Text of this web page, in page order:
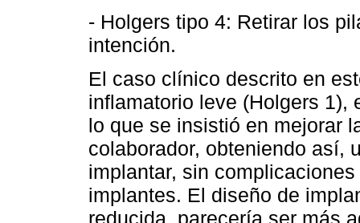
- Holgers tipo 4: Retirar los
intención.
El caso clínico descrito en
inflamatorio leve (Holgers 1),
lo que se insistió en mejorar
colaborador, obteniendo así,
implantar, sin
implantes. El diseño de
reducida, parecería ser más